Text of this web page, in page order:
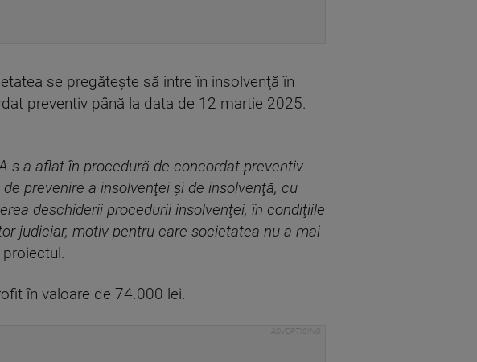
se pregăteşte să intre în insolvenţă în
preventiv până la data de 12 martie 2025.
s-a aflat în procedură de concordat preventiv
prevenire a insolvenţei şi de insolvenţă, cu
deschiderii procedurii insolvenţei, în condiţiile
judiciar, motiv pentru care societatea nu a mai
proiectul.
în valoare de 74.000 lei.